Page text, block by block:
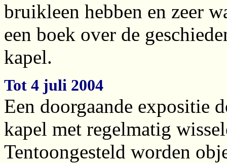
bruikleen hebben en zeer
een boek over de
kapel.
Tot 4 juli 2004
Een doorgaande expositie
kapel met regelmatig
Tentoongesteld worden